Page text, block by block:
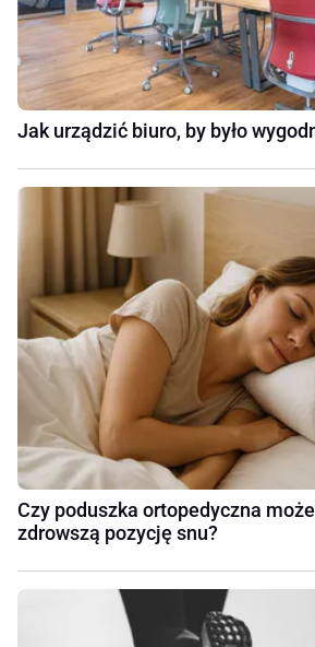
Jak urządzić biuro, by było
Czy poduszka ortopedyczna
zdrowszą pozycję snu?